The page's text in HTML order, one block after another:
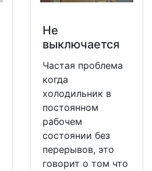
Не
выключается
Частая проблема
когда
холодильник в
постоянном
рабочем
состоянии без
перерывов, это
говорит о том что